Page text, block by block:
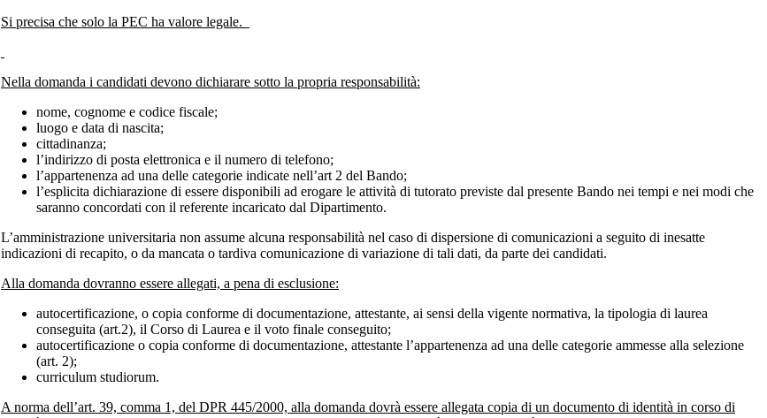
Si precisa che solo la PEC ha valore legale.
Nella domanda i candidati devono dichiarare sotto la propria responsabilità:
nome, cognome e codice fiscale;
luogo e data di nascita;
cittadinanza;
l’indirizzo di posta elettronica e il numero di telefono;
l’appartenenza ad una delle categorie indicate nell’art 2 del Bando;
l’esplicita dichiarazione di essere disponibili ad erogare le attività di tutorato previste dal presente Bando nei tempi e nei modi che
saranno concordati con il referente incaricato dal Dipartimento.
L’amministrazione universitaria non assume alcuna responsabilità nel caso di dispersione di comunicazioni a seguito di inesatte
indicazioni di recapito, o da mancata o tardiva comunicazione di variazione di tali dati, da parte dei candidati.
Alla domanda dovranno essere allegati, a pena di esclusione:
autocertificazione, o copia conforme di documentazione, attestante, ai sensi della vigente normativa, la tipologia di laurea
conseguita (art.2), il Corso di Laurea e il voto finale conseguito;
autocertificazione o copia conforme di documentazione, attestante l’appartenenza ad una delle categorie ammesse alla selezione
(art. 2);
curriculum studiorum.
A norma dell’art. 39, comma 1, del DPR 445/2000, alla domanda dovrà essere allegata copia di un documento di identità in corso di